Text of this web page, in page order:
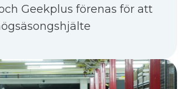
Geekplus förenas för att